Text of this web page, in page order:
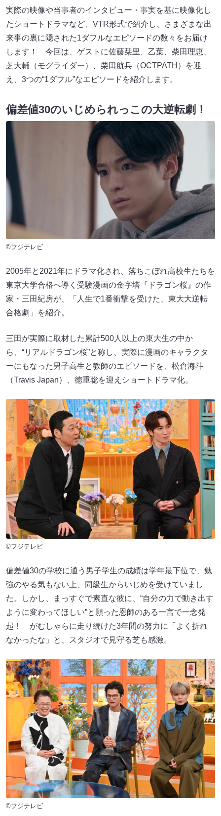
実際の映像や当事者のインタビュー・事実を基に映像化し
たショートドラマなど、VTR形式で紹介し、さまざまな出
来事の裏に隠された1ダフルなエピソードの数々をお届け
します！ 今回は、ゲストに佐藤栞里、乙葉、柴田理恵、
芝大輔（モグライダー）、栗田航兵（OCTPATH）を迎
え、3つの“1ダフル”なエピソードを紹介します。
偏差値30のいじめられっこの大逆転劇！
©フジテレビ
2005年と2021年にドラマ化され、落ちこぼれ高校生たちを
東京大学合格へ導く受験漫画の金字塔『ドラゴン桜』の作
家・三田紀房が、「人生で1番衝撃を受けた、東大大逆転
合格劇」を紹介。
三田が実際に取材した累計500人以上の東大生の中か
ら、“リアルドラゴン桜”と称し、実際に漫画のキャラクタ
ーにもなった男子高生と教師のエピソードを、松倉海斗
（Travis Japan）、徳重聡を迎えショートドラマ化。
©フジテレビ
偏差値30の学校に通う男子学生の成績は学年最下位で、勉
強のやる気もない上、同級生からいじめを受けていまし
た。しかし、まっすぐで素直な彼に、“自分の力で動き出す
ように変わってほしい”と願った恩師のある一言で一念発
起！ がむしゃらに走り続けた3年間の努力に「よく折れ
なかったな」と、スタジオで見守る芝も感激。
©フジテレビ